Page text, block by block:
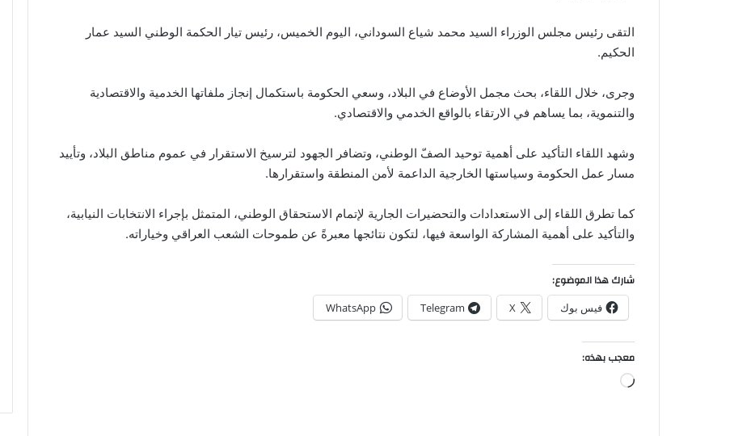
التقى رئيس مجلس الوزراء السيد محمد شياع السوداني، اليوم الخميس، رئيس تيار الحكمة الوطني السيد عمار
الحكيم.
وجرى، خلال اللقاء، بحث مجمل الأوضاع في البلاد، وسعي الحكومة باستكمال إنجاز ملفاتها الخدمية والاقتصادية
والتنموية، بما يساهم في الارتقاء بالواقع الخدمي والاقتصادي.
وشهد اللقاء التأكيد على أهمية توحيد الصفّ الوطني، وتضافر الجهود لترسيخ الاستقرار في عموم مناطق البلاد، وتأييد
مسار عمل الحكومة وسياستها الخارجية الداعمة لأمن المنطقة واستقرارها.
كما تطرق اللقاء إلى الاستعدادات والتحضيرات الجارية لإتمام الاستحقاق الوطني، المتمثل بإجراء الانتخابات النيابية،
والتأكيد على أهمية المشاركة الواسعة فيها، لتكون نتائجها معبرةً عن طموحات الشعب العراقي وخياراته.
شارك هذا الموضوع:
فيس بوك X
Telegram
WhatsApp
معجب بهذه:
جاري